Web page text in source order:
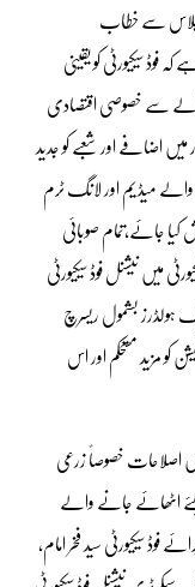
سے خطاب
سیکیورٹی کو یقینی
سے خصوصی اقتصادی
اضافے اور شعبے کو جدید
میڈیم اور لانگ ٹرم
جائے،تمام صوبائی
میں نیشنل فوڈ سیکیورٹی
ہولڈرز بشمول ریسرچ
کو مزید مستحکم اور اس
اصلاحات خصوصاً زرعی
اٹھائے جانے والے
سیکیورٹی سید فخر امام،